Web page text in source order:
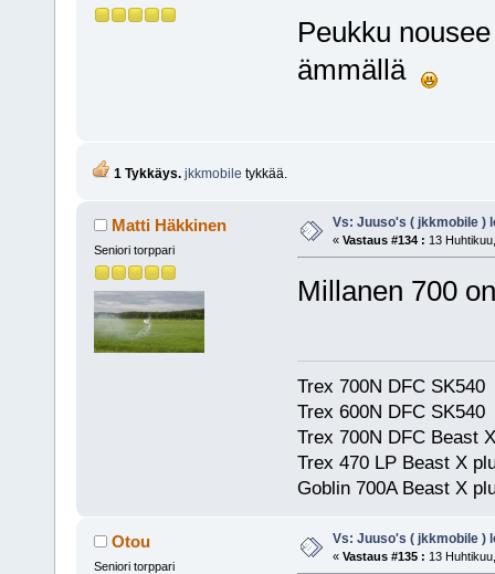
Peukku
ämmällä
1 Tykkäys. jkkmobile tykkää.
Matti Häkkinen
Seniori torppari
Vs: Juuso's ( jkkmobile )
« Vastaus #134 : 13
Millanen 700
Trex 700N DFC SK540
Trex 600N DFC SK540
Trex 700N DFC Beast
Trex 470 LP Beast X
Goblin 700A Beast X
Otou
Seniori torppari
Vs: Juuso's ( jkkmobile )
« Vastaus #135 : 13